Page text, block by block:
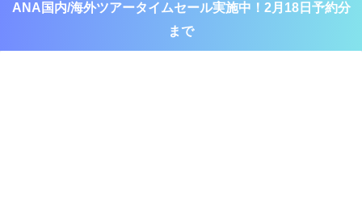
ANA国内/海外ツアータイムセール実施中！2月18日予約分
まで